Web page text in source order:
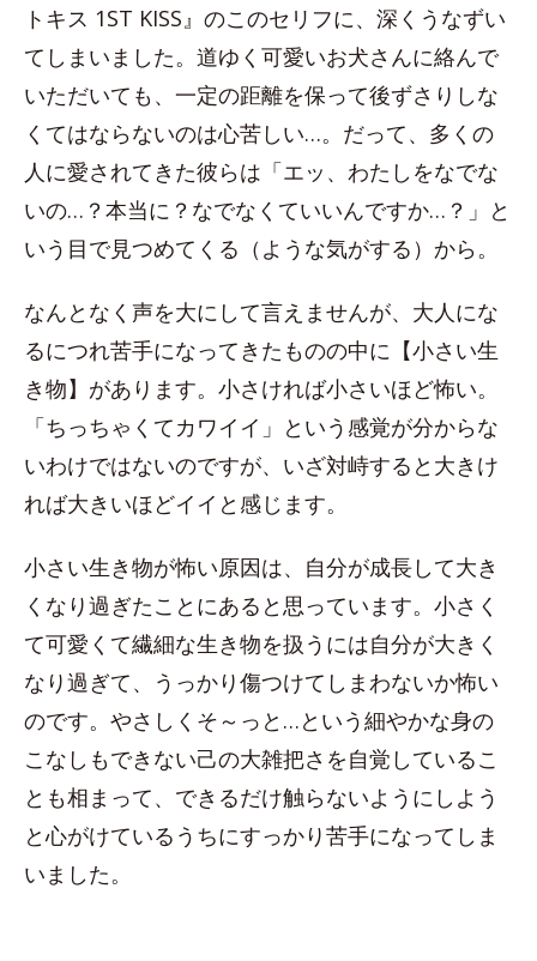
トキス 1ST KISS』のこのセリフに、深くうなずい
てしまいました。道ゆく可愛いお犬さんに絡んで
いただいても、一定の距離を保って後ずさりしな
くてはならないのは心苦しい…。だって、多くの
人に愛されてきた彼らは「エッ、わたしをなでな
いの…？本当に？なでなくていいんですか…？」と
いう目で見つめてくる（ような気がする）から。
なんとなく声を大にして言えませんが、大人にな
るにつれ苦手になってきたものの中に【小さい生
き物】があります。小さければ小さいほど怖い。
「ちっちゃくてカワイイ」という感覚が分からな
いわけではないのですが、いざ対峙すると大きけ
れば大きいほどイイと感じます。
小さい生き物が怖い原因は、自分が成長して大き
くなり過ぎたことにあると思っています。小さく
て可愛くて繊細な生き物を扱うには自分が大きく
なり過ぎて、うっかり傷つけてしまわないか怖い
のです。やさしくそ～っと…という細やかな身の
こなしもできない己の大雑把さを自覚しているこ
とも相まって、できるだけ触らないようにしよう
と心がけているうちにすっかり苦手になってしま
いました。